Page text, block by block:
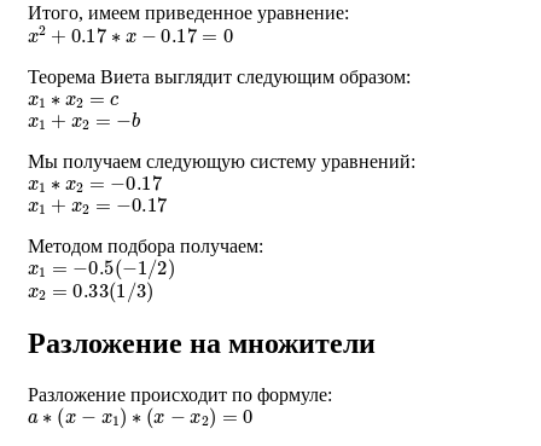
Итого, имеем приведенное уравнение:
x2+0.17∗x−0.17=0
Теорема Виета выглядит следующим образом:
x1∗x2= c
x1 + x2 =− b
Мы получаем следующую систему уравнений:
x1∗x2=−0.17
x1 + x2 =− 0.17
Методом подбора получаем:
x1=−0.5(−1/2)
x2 =0.33(1/ )
Разложение на множители
Разложение происходит по формуле:
a ∗(x−x1)∗ (x−x2)=0